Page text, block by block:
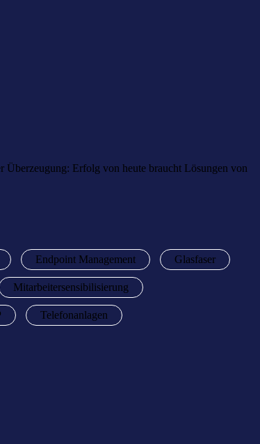
Erfolg von heute braucht Lösungen von
Endpoint Management Glasfaser
Mitarbeitersensibilisierung
Telefonanlagen